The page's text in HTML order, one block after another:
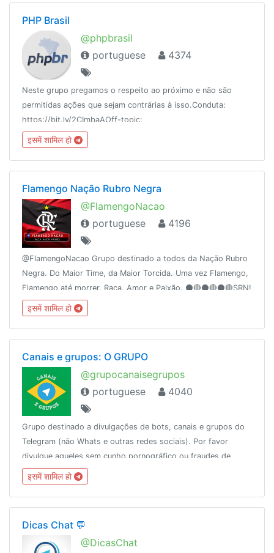
PHP Brasil
@phpbrasil
portuguese
4374
Neste grupo pregamos o respeito ao próximo e não são
permitidas ações que sejam contrárias à isso.Conduta:
https://bit.ly/2CImbaAOff-topic:
https://t.me/wwwdevofftopicBlog: https://medium.com/php-
brasilDúvidas entre em contato com um adm.
इसमें शामिल हो
Flamengo Nação Rubro Negra
@FlamengoNacao
portuguese
4196
@FlamengoNacao Grupo destinado a todos da Nação Rubro
Negra. Do Maior Time, da Maior Torcida. Uma vez Flamengo,
Flamengo até morrer. Raça, Amor e Paixão. ⚫️🔴⚫️🔴⚫️🔴SRN!
इसमें शामिल हो
Canais e grupos: O GRUPO
@grupocanaisegrupos
portuguese
4040
Grupo destinado a divulgações de bots, canais e grupos do
Telegram (não Whats e outras redes sociais). Por favor
divulgue aqueles sem cunho pornográfico ou fraudes de
cartões, créditos de operadoras e cia.
इसमें शामिल हो
Dicas Chat 💬
@DicasChat